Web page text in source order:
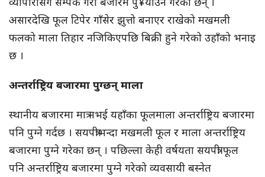
असारदेखि फूल टिपेर गाँसेर झुत्तो बनाएर राखेको मखमली
फलको माला तिहार नजिकिएपछि बिक्री हुने गरेको उहाँको भनाइ
छ ।
अन्तर्राष्ट्रिय बजारमा पुग्छन् माला
स्थानीय बजारमा मात्र नभई यहाँका फूलमाला अन्तर्राष्ट्रिय बजारमा
पनि पुग्ने गर्दछ । सयपत्रीभन्दा मखमली फूल र माला अन्तर्राष्ट्रिय
बजारमा पुग्ने गरेका छन् । पछिल्ला केही वर्षयता सयपत्री फूल
पनि अन्तर्राष्ट्रिय बजारमा पुग्ने गरेको व्यवसायी बस्नेत